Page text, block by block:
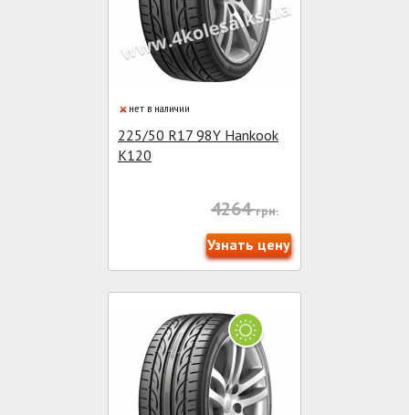
нет в наличии
225/50 R17 98Y Hankook
K120
4264грн.
Узнать цену